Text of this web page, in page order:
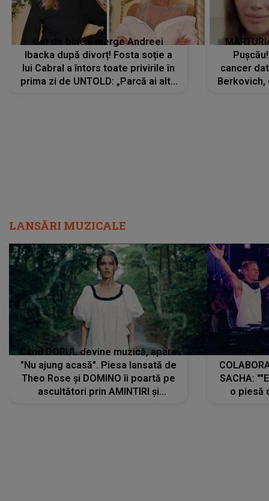
Cât de bine îi merge Andreei
Ibacka după divorț! Fosta soție a
lui Cabral a întors toate privirile în
prima zi de UNTOLD: „Parcă ai altă
cancer
Berkovich,
LANSĂRI MUZICALE
Când DORUL devine muzică, apare
"Nu ajung acasă". Piesa lansată de
Theo Rose și DOMINO îi poartă pe
ascultători prin AMINTIRI și
SACHA:
o piesă